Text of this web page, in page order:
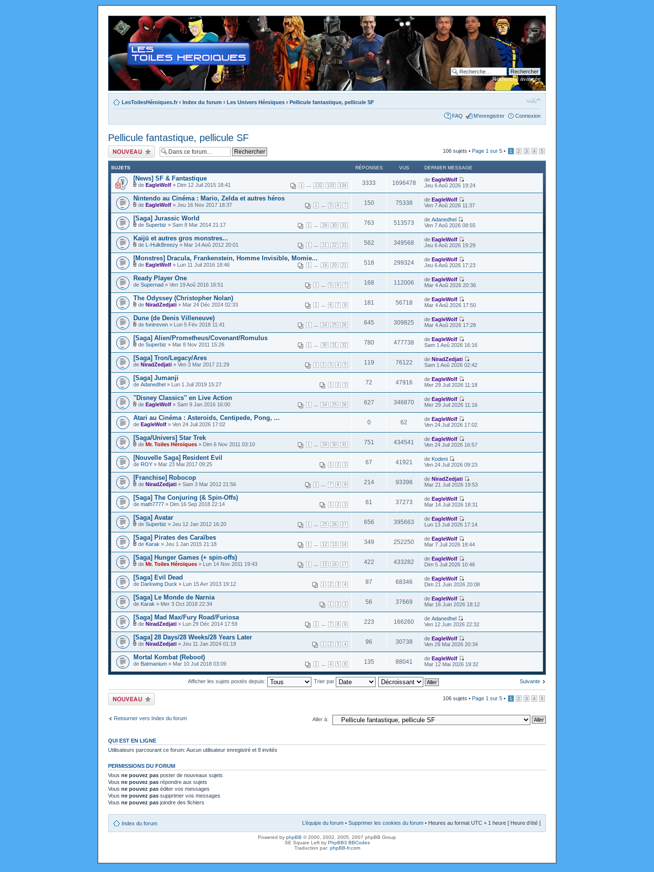
Recherche avancée
LesToilesHéroïques.fr ‹ Index du forum ‹ Les Univers Héroïques ‹ Pellicule fantastique, pellicule SF
FAQ M’enregistrer Connexion
Pellicule fantastique, pellicule SF
Ecrire un nouveau
sujet
106 sujets • Page 1 sur 5 • 1 2 3 4 5
SUJETS RÉPONSES VUS DERNIER MESSAGE
[News] SF & Fantastique
1 132 133 134
de EagleWolf » Dim 12 Juil 2015 18:41 3333 1696478 de EagleWolf
Jeu 6 Aoû 2026 19:24
Nintendo au Cinéma : Mario, Zelda et autres héros
1 5 6 7
de EagleWolf » Jeu 16 Nov 2017 18:37 150 75338 de EagleWolf
Ven 7 Aoû 2026 11:37
[Saga] Jurassic World
1 29 30 31
de Superbiz » Sam 8 Mar 2014 21:17 763 513573 de Adanedhel
Ven 7 Aoû 2026 08:55
Kaijū et autres gros monstres...
1 21 22 23
de L-HulkBreezy » Mar 14 Aoû 2012 20:01 562 349568 de EagleWolf
Jeu 6 Aoû 2026 19:29
[Monstres] Dracula, Frankenstein, Homme Invisible, Momie...
1 19 20 21
de EagleWolf » Lun 11 Juil 2016 18:46 518 299324 de EagleWolf
Jeu 6 Aoû 2026 17:23
Ready Player One
1 5 6 7
de Supernad » Ven 19 Aoû 2016 16:51 168 112006 de EagleWolf
Mar 4 Aoû 2026 20:36
The Odyssey (Christopher Nolan)
1 6 7 8
de NiradZedjati » Mar 24 Déc 2024 02:33 181 56718 de EagleWolf
Mar 4 Aoû 2026 17:50
Dune (de Denis Villeneuve)
1 24 25 26
de fontreven » Lun 5 Fév 2018 11:41 645 309825 de EagleWolf
Mar 4 Aoû 2026 17:28
[Saga] Alien/Prometheus/Covenant/Romulus
1 30 31 32
de Superbiz » Mar 8 Nov 2011 15:26 780 477738 de EagleWolf
Sam 1 Aoû 2026 16:16
[Saga] Tron/Legacy/Ares
1 2 3 4 5
de NiradZedjati » Ven 3 Mar 2017 21:29 119 76122 de NiradZedjati
Sam 1 Aoû 2026 02:42
[Saga] Jumanji
1 2 3
de Adanedhel » Lun 1 Juil 2019 15:27 72 47916 de EagleWolf
Mer 29 Juil 2026 11:18
"Disney Classics" en Live Action
1 24 25 26
de EagleWolf » Sam 9 Jan 2016 16:00 627 346870 de EagleWolf
Mer 29 Juil 2026 11:16
Atari au Cinéma : Asteroids, Centipede, Pong, ...
de EagleWolf » Ven 24 Juil 2026 17:02 0 62 de EagleWolf
Ven 24 Juil 2026 17:02
[Saga/Univers] Star Trek
1 29 30 31
de Mr. Toiles Héroïques » Dim 6 Nov 2011 03:10 751 434541 de EagleWolf
Ven 24 Juil 2026 16:57
[Nouvelle Saga] Resident Evil
1 2 3
de ROY » Mar 23 Mai 2017 09:25 67 41921 de Kodeni
Ven 24 Juil 2026 09:23
[Franchise] Robocop
1 7 8 9
de NiradZedjati » Sam 3 Mar 2012 21:56 214 93398 de NiradZedjati
Mar 21 Juil 2026 19:53
[Saga] The Conjuring (& Spin-Offs)
1 2 3
de math7777 » Dim 16 Sep 2018 22:14 61 37273 de EagleWolf
Mar 14 Juil 2026 18:31
[Saga] Avatar
1 25 26 27
de Superbiz » Jeu 12 Jan 2012 16:20 656 395663 de EagleWolf
Lun 13 Juil 2026 17:14
[Saga] Pirates des Caraïbes
1 12 13 14
de Karak » Jeu 1 Jan 2015 21:18 349 252250 de EagleWolf
Mar 7 Juil 2026 18:44
[Saga] Hunger Games (+ spin-offs)
1 15 16 17
de Mr. Toiles Héroïques » Lun 14 Nov 2011 19:43 422 433282 de EagleWolf
Dim 5 Juil 2026 10:46
[Saga] Evil Dead
1 2 3 4
de Darkwing Duck » Lun 15 Avr 2013 19:12 87 68346 de EagleWolf
Dim 21 Juin 2026 20:08
[Saga] Le Monde de Narnia
1 2 3
de Karak » Mer 3 Oct 2018 22:34 56 37669 de EagleWolf
Mar 16 Juin 2026 18:12
[Saga] Mad Max/Fury Road/Furiosa
1 7 8 9
de NiradZedjati » Lun 29 Déc 2014 17:59 223 166260 de Adanedhel
Ven 12 Juin 2026 22:32
[Saga] 28 Days/28 Weeks/28 Years Later
1 2 3 4
de NiradZedjati » Jeu 11 Jan 2024 01:19 96 30738 de EagleWolf
Ven 29 Mai 2026 20:34
Mortal Kombat (Reboot)
1 4 5 6
de Batmanium » Mar 10 Juil 2018 03:09 135 88041 de EagleWolf
Mar 12 Mai 2026 19:32
Suivante
Afficher les sujets postés depuis: Trier par
Ecrire un nouveau
sujet
106 sujets • Page 1 sur 5 • 1 2 3 4 5
Retourner vers Index du forum Aller à:
QUI EST EN LIGNE
Utilisateurs parcourant ce forum: Aucun utilisateur enregistré et 8 invités
PERMISSIONS DU FORUM
Vous ne pouvez pas poster de nouveaux sujets
Vous ne pouvez pas répondre aux sujets
Vous ne pouvez pas éditer vos messages
Vous ne pouvez pas supprimer vos messages
Vous ne pouvez pas joindre des fichiers
Index du forum L’équipe du forum • Supprimer les cookies du forum • Heures au format UTC + 1 heure [ Heure d’été ]
Powered by phpBB © 2000, 2002, 2005, 2007 phpBB Group
SE Square Left by PhpBB3 BBCodes
Traduction par: phpBB-fr.com